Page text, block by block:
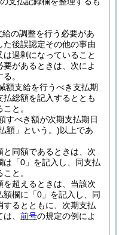
の調整を行う必要があ
後誤認定その他の事由
過剰になっていること
があるときは、次によ
。
額支給を行うべき支払期
総額を記入するととも
と。
すべき額が次期支払期日
額」という。)以上であ
同額であるときは、次
「0」を記入し、同支払
と。
超えるときは、当該次
欄に「0」を記入し、同
るとともに、次期支払
、 前号の規定の例によ